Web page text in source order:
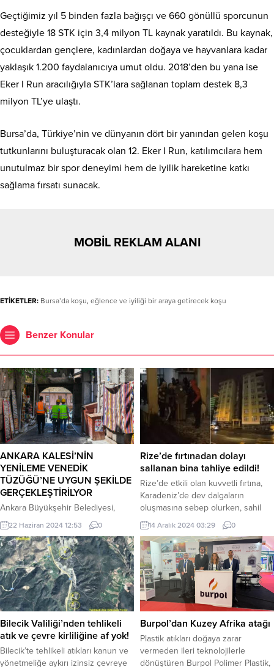
Geçtiğimiz yıl 5 binden fazla bağışçı ve 660 gönüllü sporcunun
desteğiyle 18 STK için 3,4 milyon TL kaynak yaratıldı. Bu kaynak,
çocuklardan gençlere, kadınlardan doğaya ve hayvanlara kadar
yaklaşık 1.200 faydalanıcıya umut oldu. 2018’den bu yana ise
Eker I Run aracılığıyla STK’lara sağlanan toplam destek 8,3
milyon TL’ye ulaştı.
Bursa’da, Türkiye’nin ve dünyanın dört bir yanından gelen koşu
tutkunlarını buluşturacak olan 12. Eker I Run, katılımcılara hem
unutulmaz bir spor deneyimi hem de iyilik hareketine katkı
sağlama fırsatı sunacak.
MOBİL REKLAM ALANI
ETİKETLER: Bursa’da koşu, eğlence ve iyiliği bir araya getirecek koşu
Benzer Konular
ANKARA KALESİ’NİN
YENİLEME VENEDİK
TÜZÜĞÜ’NE UYGUN ŞEKİLDE
GERÇEKLEŞTİRİLYOR
Ankara Büyükşehir Belediyesi,
Ankara Kalesi’nin Hisar Kapısı’nda
bulunan duvarlarda oluşan
çatlakların giderilmesi için kapsamlı
bakım ve onarım çalışması başlattı.
Kültür ve Turizm Bakanlığı Ankara
Kültür Varlıklarını Koruma Bölge
Kurulu’nun onayladığı proje
kapsamında; yapısal çatlak onarımı,
açıkların kapatılması, duvar dikişleri,
tamamlanma, temizleme ve
güçlendirme çalışmaları
gerçekleştiriliyor. Ankara
22 Haziran 2024 12:53 0
Rize’de fırtınadan dolayı
sallanan bina tahliye edildi!
Rize’de etkili olan kuvvetli fırtına,
Karadeniz’de dev dalgaların
oluşmasına sebep olurken, sahil
yoluna ulaştı…! Fırtına sebebiylr bir
işletme hasar gördü ve 8 katlı bir
apartman tedbir amaçlı tahliye
edilmesi sağlandı. Rize’de etkili
olan kuvvetli yağış ve fırtına
nedeniyle 8 katlı bir bina tedbir
amaçlı tahliye edildi. Kentte akşam
saatlerinde kuvvetli...
14 Aralık 2024 03:29 0
Bilecik Valiliği’nden tehlikeli
atık ve çevre kirliliğine af yok!
Bilecik’te tehlikeli atıkları kanun ve
yönetmeliğe aykırı izinsiz çevreye
Burpol’dan Kuzey Afrika atağı
Plastik atıkları doğaya zarar
vermeden ileri teknolojilerle
dönüştüren Burpol Polimer Plastik,